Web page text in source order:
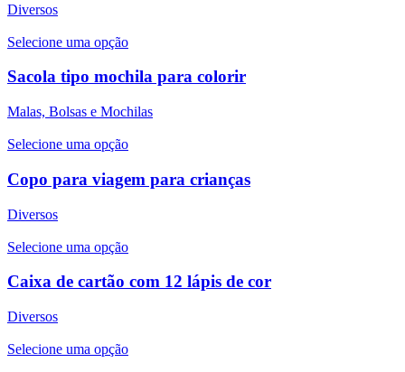
Diversos
Selecione uma opção
Sacola tipo mochila para colorir
Malas, Bolsas e Mochilas
Selecione uma opção
Copo para viagem para crianças
Diversos
Selecione uma opção
Caixa de cartão com 12 lápis de cor
Diversos
Selecione uma opção